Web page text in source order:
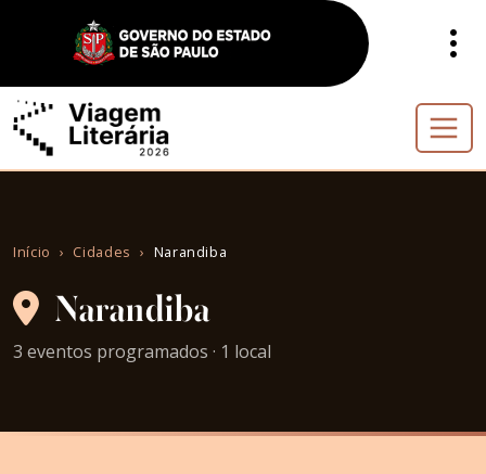
Início Cidades Narandiba
Narandiba
3 eventos programados · 1 local